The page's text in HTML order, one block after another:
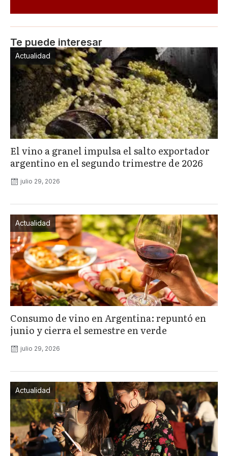
Te puede interesar
Actualidad
El vino a granel impulsa el salto exportador
argentino en el segundo trimestre de 2026
julio 29, 2026
Actualidad
Consumo de vino en Argentina: repuntó en
junio y cierra el semestre en verde
julio 29, 2026
Actualidad